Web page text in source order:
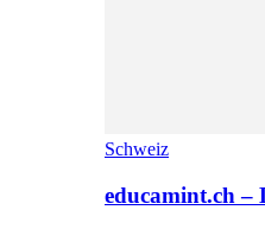
Schweiz
educamint.ch –